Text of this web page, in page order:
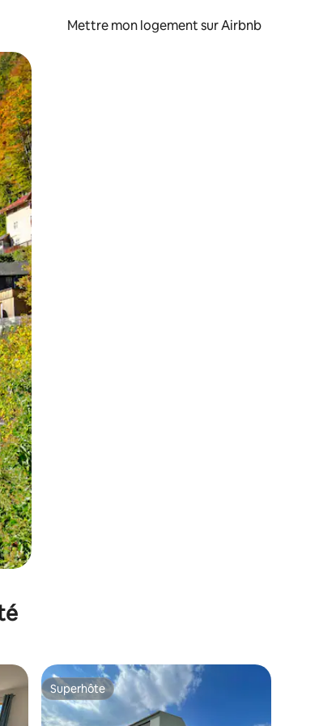
Mettre mon logement sur Airbnb
Superhôte
Superhôte